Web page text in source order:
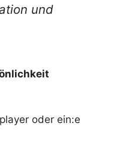
und
oder ein:e